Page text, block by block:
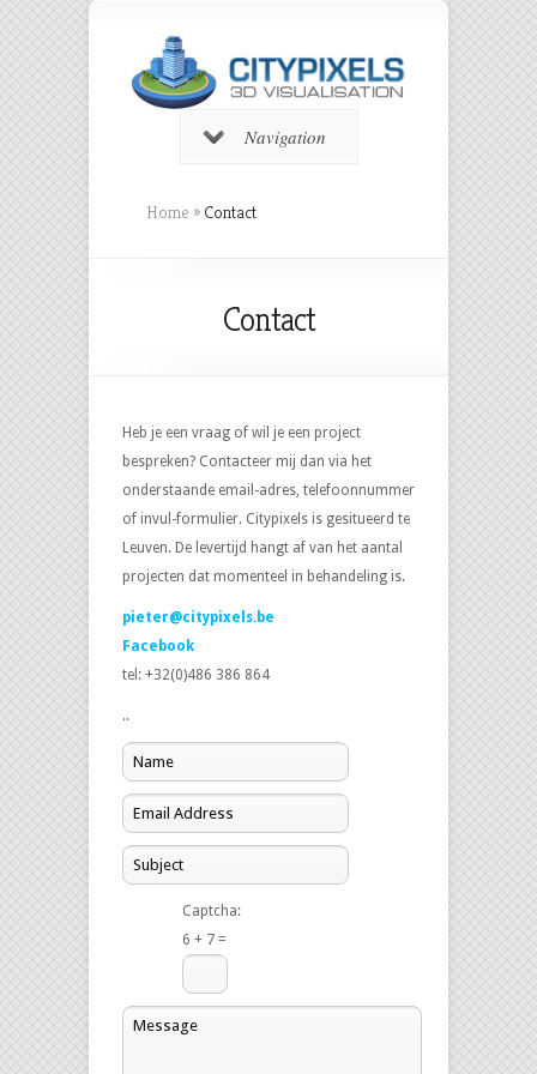
Navigation
Home » Contact
Contact
Heb je een vraag of wil je een project
bespreken? Contacteer mij dan via het
onderstaande email-adres, telefoonnummer
of invul-formulier. Citypixels is gesitueerd te
Leuven. De levertijd hangt af van het aantal
projecten dat momenteel in behandeling is.
pieter@citypixels.be
Facebook
tel: +32(0)486 386 864
..
Captcha:
6 + 7 =